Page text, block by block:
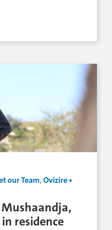
our Team,Ovizire •
residence